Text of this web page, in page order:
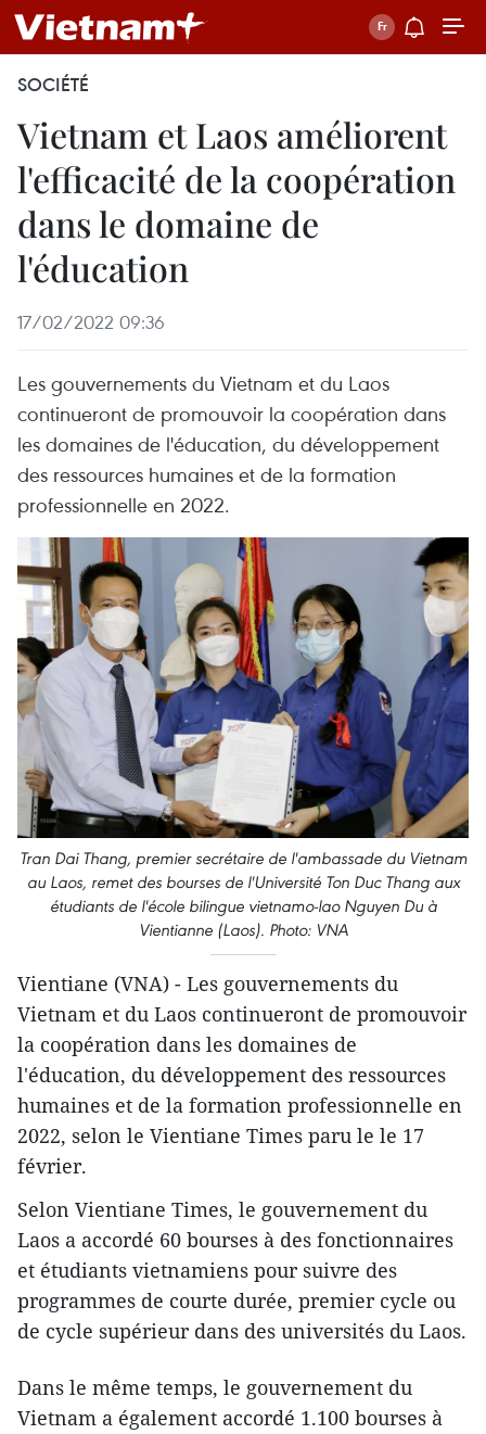
SOCIÉTÉ
Vietnam et Laos améliorent
l'efficacité de la coopération
dans le domaine de
l'éducation
17/02/2022 09:36
Les gouvernements du Vietnam et du Laos
continueront de promouvoir la coopération dans
les domaines de l'éducation, du développement
des ressources humaines et de la formation
professionnelle en 2022.
Tran Dai Thang, premier secrétaire de l'ambassade du Vietnam
au Laos, remet des bourses de l'Université Ton Duc Thang aux
étudiants de l'école bilingue vietnamo-lao Nguyen Du à
Vientianne (Laos). Photo: VNA
Vientiane (VNA) - Les gouvernements du
Vietnam et du Laos continueront de promouvoir
la coopération dans les domaines de
l'éducation, du développement des ressources
humaines et de la formation professionnelle en
2022, selon le Vientiane Times paru le le 17
février.
Selon Vientiane Times, le gouvernement du
Laos a accordé 60 bourses à des fonctionnaires
et étudiants vietnamiens pour suivre des
programmes de courte durée, premier cycle ou
de cycle supérieur dans des universités du Laos.
Dans le même temps, le gouvernement du
Vietnam a également accordé 1.100 bourses à